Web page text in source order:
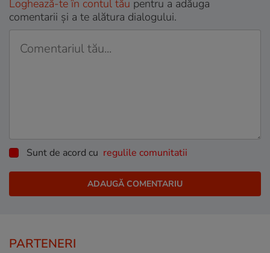
Loghează-te în contul tău pentru a adăuga
comentarii și a te alătura dialogului.
Sunt de acord cu regulile comunitatii
PARTENERI